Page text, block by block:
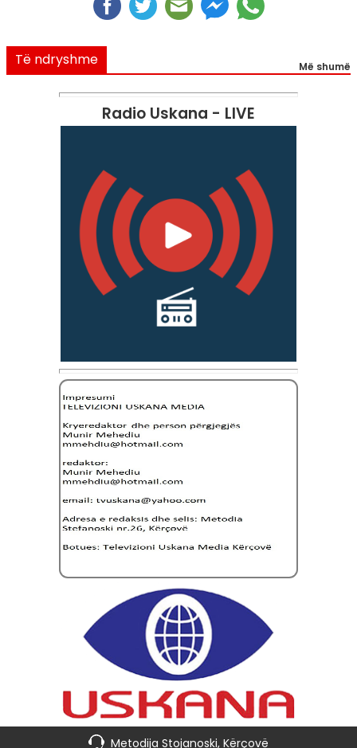
Të ndryshme Më shumë
Radio Uskana - LIVE
Metodija Stojanoski, Kërçovë